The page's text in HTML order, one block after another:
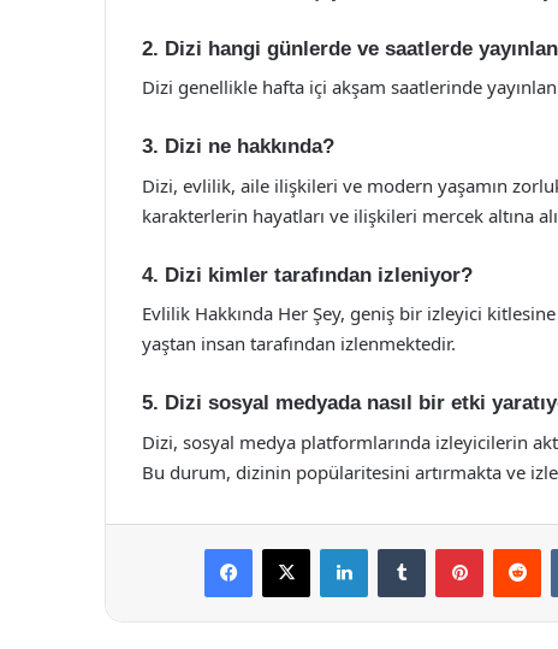
2. Dizi hangi günlerde ve saatlerde
Dizi genellikle hafta içi akşam saatlerinde
3. Dizi ne hakkında?
Dizi, evlilik, aile ilişkileri ve modern yaşamın
karakterlerin hayatları ve ilişkileri mercek altına
4. Dizi kimler tarafından izleniyor?
Evlilik Hakkında Her Şey, geniş bir izleyici
yaştan insan tarafından izlenmektedir.
5. Dizi sosyal medyada nasıl bir etki
Dizi, sosyal medya platformlarında izleyicilerin
Bu durum, dizinin popülaritesini artırmakta ve
Facebook
X LinkedInTumblr Pinterest